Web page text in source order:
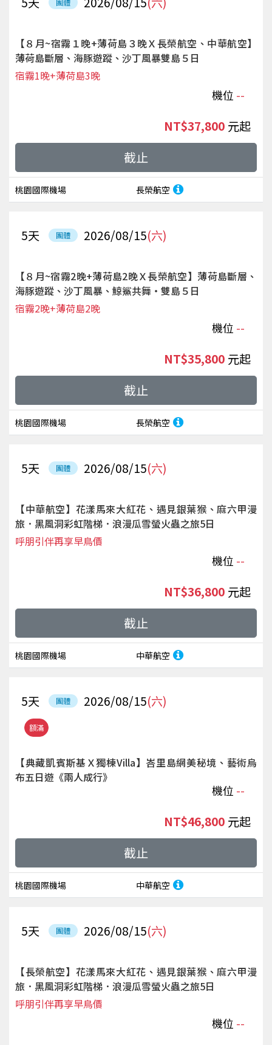
團體
【８月~宿霧１晚+薄荷島３晚Ｘ長榮航空、中華航空】
薄荷島斷層、海豚遊蹤、沙丁風暴雙島５日
機位 --
宿霧1晚+薄荷島3晚
桃園國際機場 長榮航空
NT$37,800 起
截止
團體 2026/08/15(六)
5天
【８月~宿霧2晚+薄荷島2晚Ｘ長榮航空】薄荷島斷層、
海豚遊蹤、沙丁風暴、鯨鯊共舞‧雙島５日
機位 --
宿霧2晚+薄荷島2晚
桃園國際機場 長榮航空
NT$35,800 起
截止
團體 2026/08/15(六)
5天
【中華航空】花漾馬來大紅花、遇見銀葉猴、麻六甲漫
旅．黑風洞彩虹階梯．浪漫瓜雪螢火蟲之旅5日
機位 --
呼朋引伴再享早鳥價
桃園國際機場 中華航空
NT$36,800 起
截止
額滿
團體 2026/08/15(六)
5天
【典藏凱賓斯基Ｘ獨棟Villa】峇里島網美秘境、藝術烏
布五日遊《兩人成行》
機位 --
桃園國際機場 中華航空
NT$46,800 起
截止
團體 2026/08/15(六)
5天
【長榮航空】花漾馬來大紅花、遇見銀葉猴、麻六甲漫
旅．黑風洞彩虹階梯．浪漫瓜雪螢火蟲之旅5日
機位 --
呼朋引伴再享早鳥價